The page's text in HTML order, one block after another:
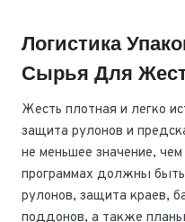
Логистика
Сырья Для
Жесть плотная и легко
защита рулонов и
не меньшее значение,
программах должны
рулонов, защита краев,
поддонов, а также